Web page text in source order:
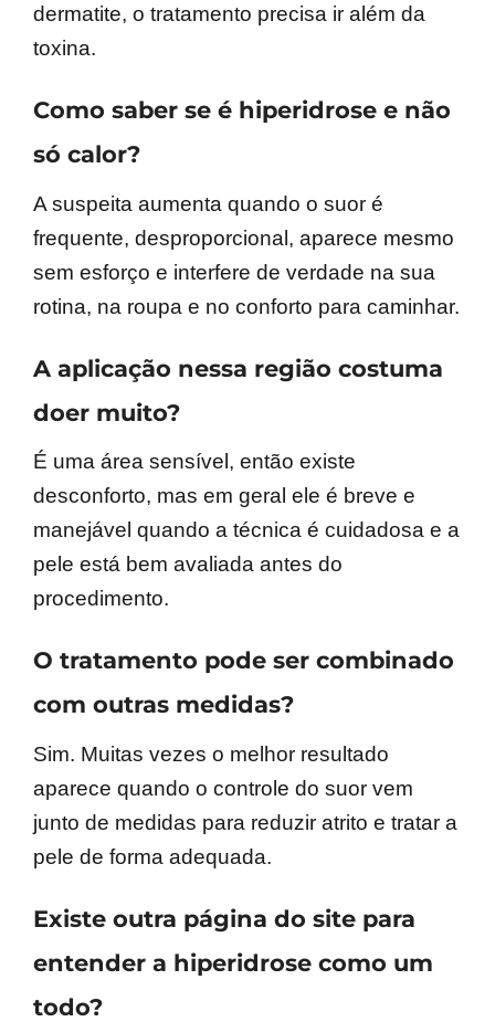
dermatite, o tratamento precisa ir além da
toxina.
Como saber se é hiperidrose e não
só calor?
A suspeita aumenta quando o suor é
frequente, desproporcional, aparece mesmo
sem esforço e interfere de verdade na sua
rotina, na roupa e no conforto para caminhar.
A aplicação nessa região costuma
doer muito?
É uma área sensível, então existe
desconforto, mas em geral ele é breve e
manejável quando a técnica é cuidadosa e a
pele está bem avaliada antes do
procedimento.
O tratamento pode ser combinado
com outras medidas?
Sim. Muitas vezes o melhor resultado
aparece quando o controle do suor vem
junto de medidas para reduzir atrito e tratar a
pele de forma adequada.
Existe outra página do site para
entender a hiperidrose como um
todo?